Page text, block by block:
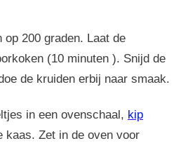
200 graden. Laat de
(10 minuten ). Snijd de
de kruiden erbij naar smaak.
in een ovenschaal, kip
kaas. Zet in de oven voor